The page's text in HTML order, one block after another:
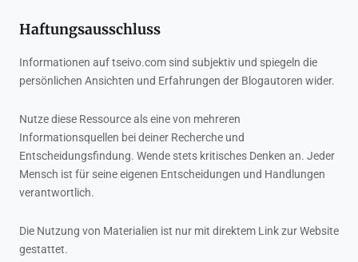
Haftungsausschluss
Informationen auf tseivo.com sind subjektiv und spiegeln die
persönlichen Ansichten und Erfahrungen der Blogautoren wider.
Nutze diese Ressource als eine von mehreren
Informationsquellen bei deiner Recherche und
Entscheidungsfindung. Wende stets kritisches Denken an. Jeder
Mensch ist für seine eigenen Entscheidungen und Handlungen
verantwortlich.
Die Nutzung von Materialien ist nur mit direktem Link zur Website
gestattet.